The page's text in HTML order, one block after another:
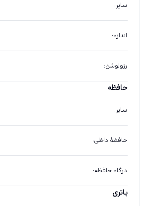
سایر:
اندازه:
رزولوشن:
حافظه
سایر:
حافظهٔ داخلی:
درگاه حافظه:
باتری